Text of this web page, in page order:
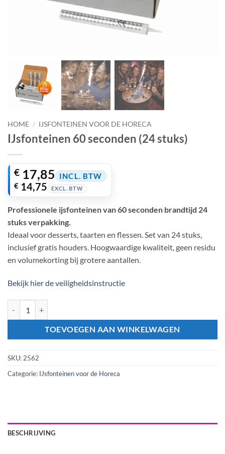
HOME / IJSFONTEINEN VOOR DE HORECA
IJsfonteinen 60 seconden (24 stuks)
€ 17,85
INCL. BTW
€ 14,75 EXCL. BTW
Professionele ijsfonteinen van 60 seconden brandtijd 24
stuks verpakking.
Ideaal voor desserts, taarten en flessen. Set van 24 stuks,
inclusief gratis houders. Hoogwaardige kwaliteit, geen residu
en volumekorting bij grotere aantallen.
Bekijk hier de veiligheidsinstructie
TOEVOEGEN AAN WINKELWAGEN
SKU: 2562
Categorie: IJsfonteinen voor de Horeca
BESCHRIJVING